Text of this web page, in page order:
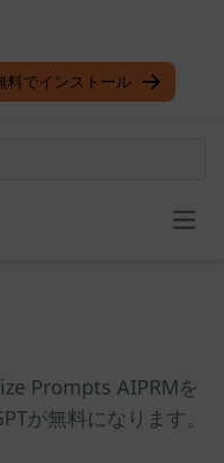
料でインストール
Prompts AIPRMを
が無料になります。